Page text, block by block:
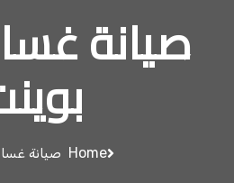
صيانة
Home صيانة